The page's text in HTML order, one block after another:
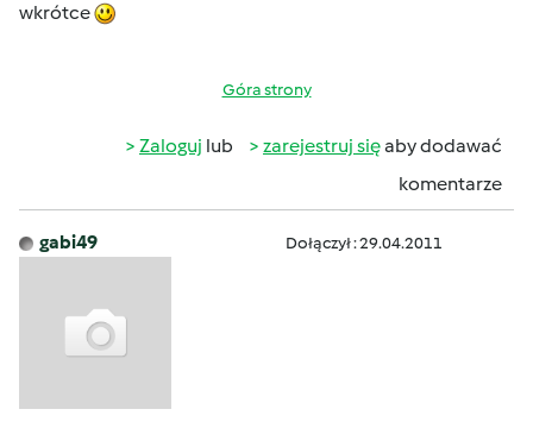
wkrótce
Góra strony
Zaloguj lub zarejestruj sięaby dodawać
komentarze
gabi49 Dołączył : 29.04.2011